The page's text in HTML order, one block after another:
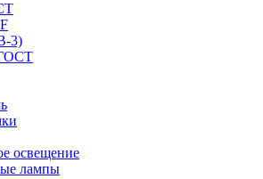
3)
освещение
лампы